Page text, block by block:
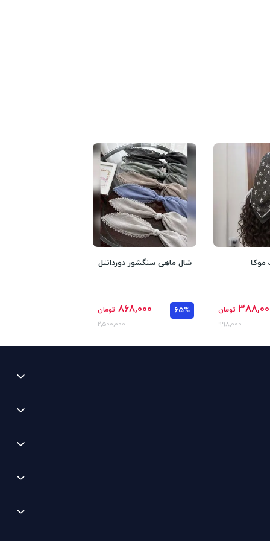
موکا
تومان
998,000
شال ماهی سنگشور دوردانتل
65%
868,000 تومان
2,500,000